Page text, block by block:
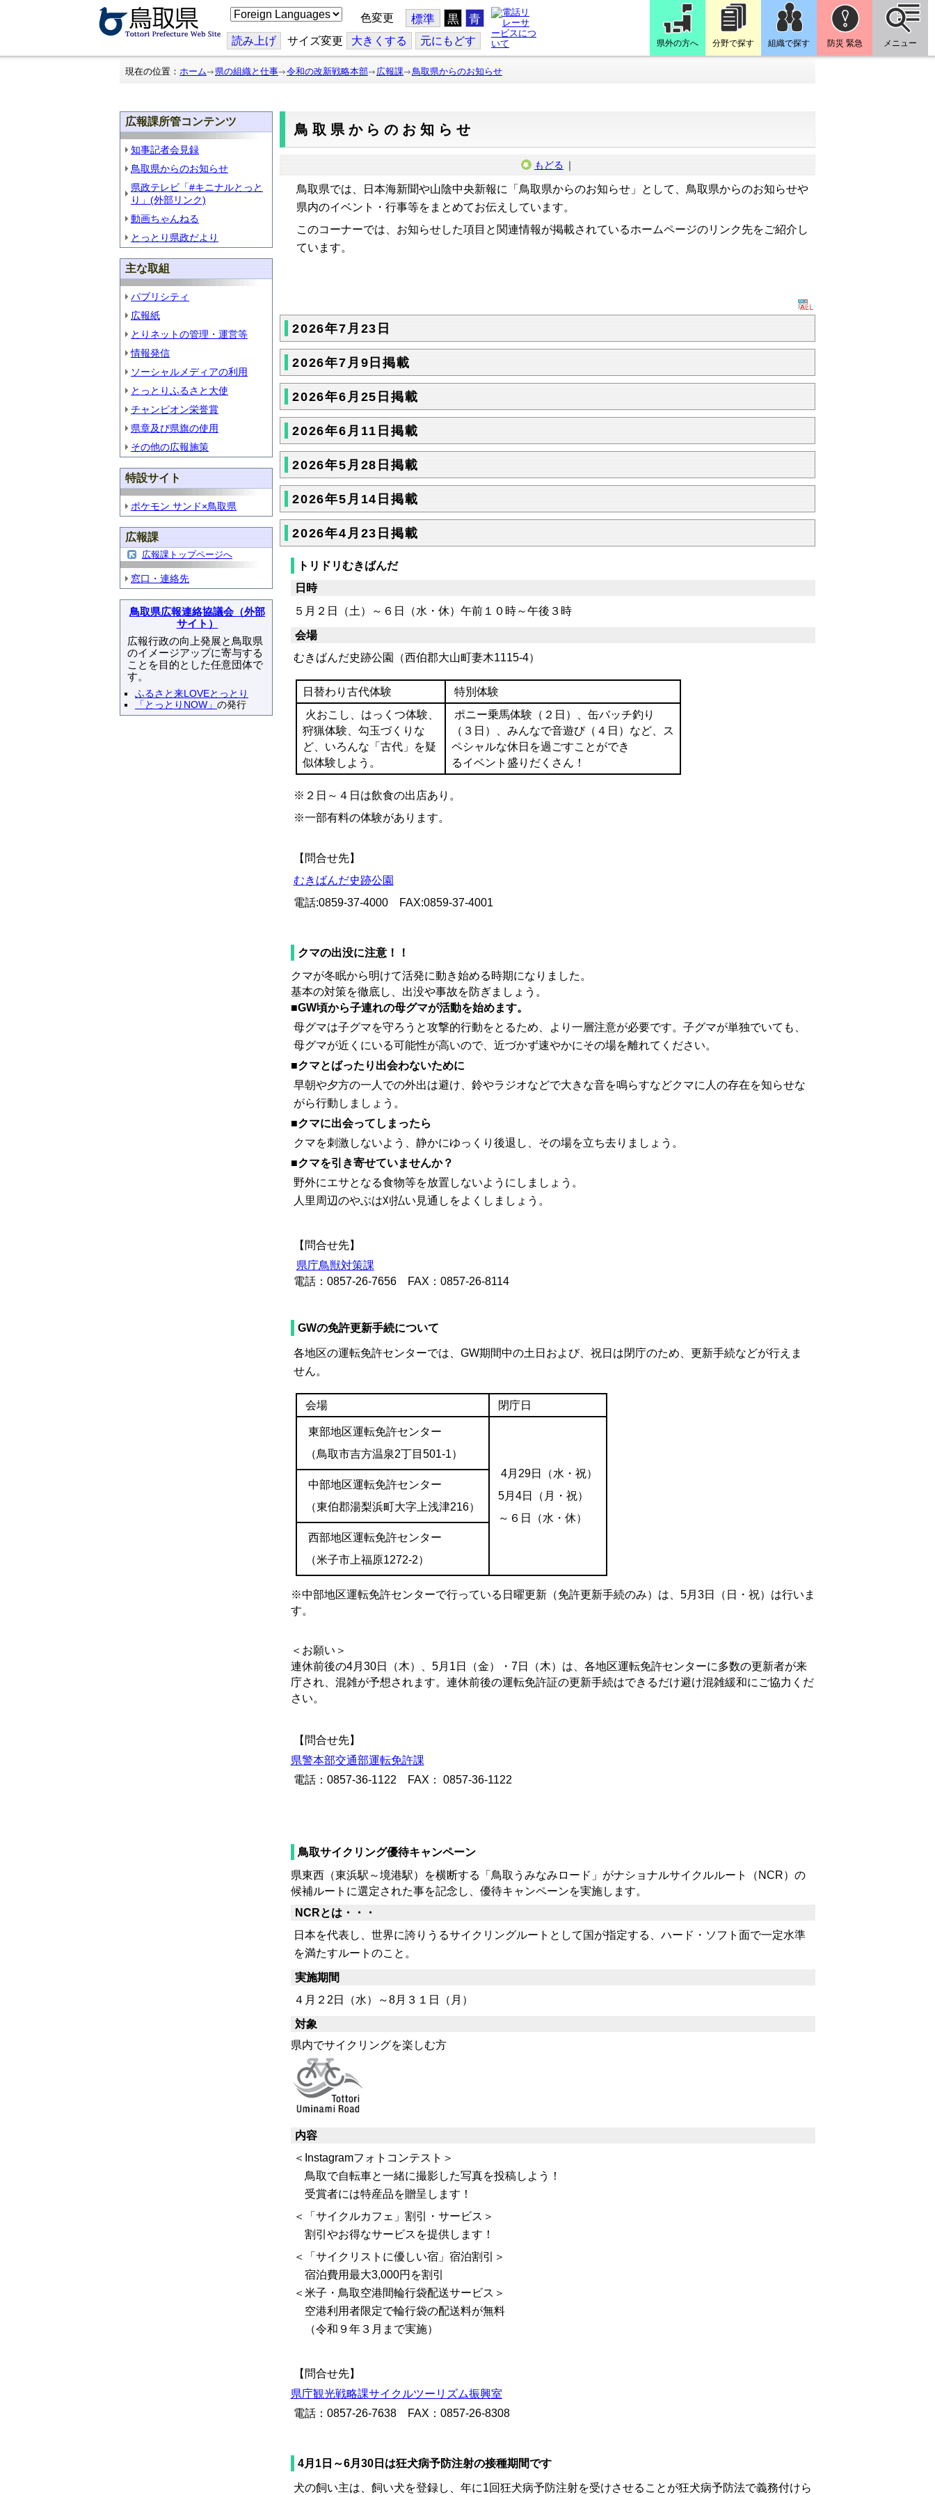
こ
の
ジ
を
翻
色変更 標準 黒 青
読み上げ サイズ変更 大きくする 元にもどす 県外の方へ 分野で探す 組織で探す 防災 緊急 メニュー
現在の位置： ホーム 県の組織と仕事 令和の改新戦略本部 広報課 鳥取県からのお知らせ
広報課所管コンテンツ
知事記者会見録
鳥取県からのお知らせ
県政テレビ「#キニナルとっと
り」(外部リンク)
動画ちゃんねる
とっとり県政だより
主な取組
パブリシティ
広報紙
とりネットの管理・運営等
情報発信
ソーシャルメディアの利用
とっとりふるさと大使
チャンピオン栄誉賞
県章及び県旗の使用
その他の広報施策
特設サイト
ポケモン サンド×鳥取県
広報課
広報課トップページへ
窓口・連絡先
鳥取県広報連絡協議会（外部
サイト）
広報行政の向上発展と鳥取県
のイメージアップに寄与する
ことを目的とした任意団体で
す。
ふるさと来LOVEとっとり
「とっとりNOW」 の発行
鳥取県からのお知らせ
もどる ｜
鳥取県では、日本海新聞や山陰中央新報に「鳥取県からのお知らせ」として、鳥取県からのお知らせや
県内のイベント・行事等をまとめてお伝えしています。
このコーナーでは、お知らせした項目と関連情報が掲載されているホームページのリンク先をご紹介し
ています。
2026年7月23日
2026年7月9日掲載
2026年6月25日掲載
2026年6月11日掲載
2026年5月28日掲載
2026年5月14日掲載
2026年4月23日掲載
トリドリむきばんだ
日時
５月２日（土）～６日（水・休）午前１０時～午後３時
会場
むきばんだ史跡公園（西伯郡大山町妻木1115-4）
日替わり古代体験
特別体験
火おこし、はっくつ体験、
狩猟体験、勾玉づくりな
ど、いろんな「古代」を疑
似体験しよう。
ポニー乗馬体験（２日）、缶バッチ釣り
（３日）、みんなで音遊び（４日）など、ス
ペシャルな休日を過ごすことができ
るイベント盛りだくさん！
※２日～４日は飲食の出店あり。
※一部有料の体験があります。
【問合せ先】
むきばんだ史跡公園
電話:0859-37-4000 FAX:0859-37-4001
クマの出没に注意！！
クマが冬眠から明けて活発に動き始める時期になりました。
基本の対策を徹底し、出没や事故を防ぎましょう。
■GW頃から子連れの母グマが活動を始めます。
母グマは子グマを守ろうと攻撃的行動をとるため、より一層注意が必要です。子グマが単独でいても、
母グマが近くにいる可能性が高いので、近づかず速やかにその場を離れてください。
■クマとばったり出会わないために
早朝や夕方の一人での外出は避け、鈴やラジオなどで大きな音を鳴らすなどクマに人の存在を知らせな
がら行動しましょう。
■クマに出会ってしまったら
クマを刺激しないよう、静かにゆっくり後退し、その場を立ち去りましょう。
■クマを引き寄せていませんか？
野外にエサとなる食物等を放置しないようにしましょう。
人里周辺のやぶは刈払い見通しをよくしましょう。
【問合せ先】
県庁鳥獣対策課
電話：0857-26-7656 FAX：0857-26-8114
GWの免許更新手続について
各地区の運転免許センターでは、GW期間中の土日および、祝日は閉庁のため、更新手続などが行えま
せん。
会場 閉庁日
東部地区運転免許センター
（鳥取市吉方温泉2丁目501‐1）
4月29日（水・祝）
5月4日（月・祝）
～６日（水・休）
中部地区運転免許センター
（東伯郡湯梨浜町大字上浅津216）
西部地区運転免許センター
（米子市上福原1272‐2）
※中部地区運転免許センターで行っている日曜更新（免許更新手続のみ）は、5月3日（日・祝）は行いま
す。
＜お願い＞
連休前後の4月30日（木）、5月1日（金）・7日（木）は、各地区運転免許センターに多数の更新者が来
庁され、混雑が予想されます。連休前後の運転免許証の更新手続はできるだけ避け混雑緩和にご協力くだ
さい。
【問合せ先】
県警本部交通部運転免許課
電話：0857-36-1122 FAX： 0857-36-1122
鳥取サイクリング優待キャンペーン
県東西（東浜駅～境港駅）を横断する「鳥取うみなみロード」がナショナルサイクルルート（NCR）の
候補ルートに選定された事を記念し、優待キャンペーンを実施します。
NCRとは・・・
日本を代表し、世界に誇りうるサイクリングルートとして国が指定する、ハード・ソフト面で一定水準
を満たすルートのこと。
実施期間
４月２2日（水）～8月３１日（月）
対象
県内でサイクリングを楽しむ方
内容
＜Instagramフォトコンテスト＞
鳥取で自転車と一緒に撮影した写真を投稿しよう！
受賞者には特産品を贈呈します！
＜「サイクルカフェ」割引・サービス＞
割引やお得なサービスを提供します！
＜「サイクリストに優しい宿」宿泊割引＞
宿泊費用最大3,000円を割引
＜米子・鳥取空港間輪行袋配送サービス＞
空港利用者限定で輪行袋の配送料が無料
（令和９年３月まで実施）
【問合せ先】
県庁観光戦略課サイクルツーリズム振興室
電話：0857-26-7638 FAX：0857-26-8308
4月1日～6月30日は狂犬病予防注射の接種期間です
犬の飼い主は、飼い犬を登録し、年に1回狂犬病予防注射を受けさせることが狂犬病予防法で義務付けら